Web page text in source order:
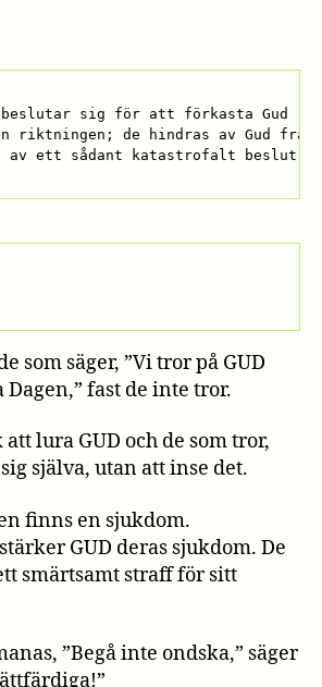
beslutar sig för att förkasta Gud
riktningen; de hindras av Gud
av ett sådant katastrofalt beslut
som säger, ”Vi tror på GUD
Dagen,” fast de inte tror.
lura GUD och de som tror,
själva, utan att inse det.
finns en sjukdom.
GUD deras sjukdom. De
smärtsamt straff för sitt
”Begå inte ondska,” säger